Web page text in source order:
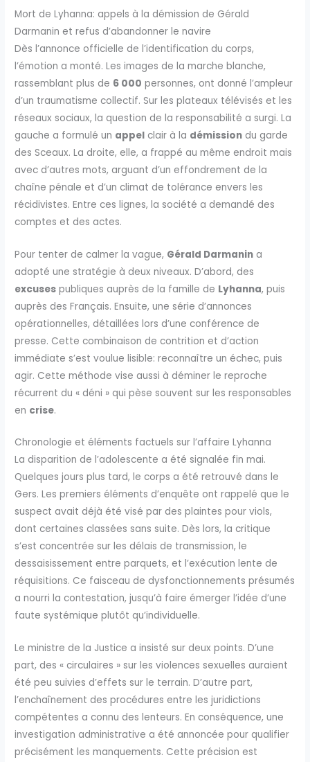
Mort de Lyhanna: appels à la démission de Gérald
Darmanin et refus d’abandonner le navire
Dès l’annonce officielle de l’identification du corps,
l’émotion a monté. Les images de la marche blanche,
rassemblant plus de 6 000 personnes, ont donné l’ampleur
d’un traumatisme collectif. Sur les plateaux télévisés et les
réseaux sociaux, la question de la responsabilité a surgi. La
gauche a formulé un appel clair à la démission du garde
des Sceaux. La droite, elle, a frappé au même endroit mais
avec d’autres mots, arguant d’un effondrement de la
chaîne pénale et d’un climat de tolérance envers les
récidivistes. Entre ces lignes, la société a demandé des
comptes et des actes.
Pour tenter de calmer la vague, Gérald Darmanin a
adopté une stratégie à deux niveaux. D’abord, des
excuses publiques auprès de la famille de Lyhanna, puis
auprès des Français. Ensuite, une série d’annonces
opérationnelles, détaillées lors d’une conférence de
presse. Cette combinaison de contrition et d’action
immédiate s’est voulue lisible: reconnaître un échec, puis
agir. Cette méthode vise aussi à déminer le reproche
récurrent du « déni » qui pèse souvent sur les responsables
en crise.
Chronologie et éléments factuels sur l’affaire Lyhanna
La disparition de l’adolescente a été signalée fin mai.
Quelques jours plus tard, le corps a été retrouvé dans le
Gers. Les premiers éléments d’enquête ont rappelé que le
suspect avait déjà été visé par des plaintes pour viols,
dont certaines classées sans suite. Dès lors, la critique
s’est concentrée sur les délais de transmission, le
dessaisissement entre parquets, et l’exécution lente de
réquisitions. Ce faisceau de dysfonctionnements présumés
a nourri la contestation, jusqu’à faire émerger l’idée d’une
faute systémique plutôt qu’individuelle.
Le ministre de la Justice a insisté sur deux points. D’une
part, des « circulaires » sur les violences sexuelles auraient
été peu suivies d’effets sur le terrain. D’autre part,
l’enchaînement des procédures entre les juridictions
compétentes a connu des lenteurs. En conséquence, une
investigation administrative a été annoncée pour qualifier
précisément les manquements. Cette précision est